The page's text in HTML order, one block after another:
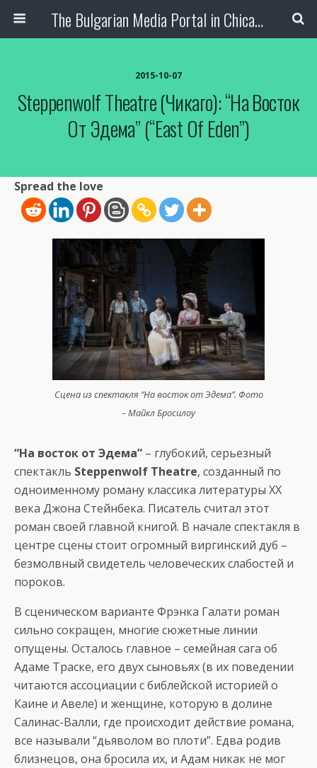
The Bulgarian Media Portal in Chicago
2015-10-07
Steppenwolf Theatre (Чикаго): “На Восток
От Эдема” (“East Of Eden”)
Spread the love
Сцена из спектакля “На восток от Эдема”. Фото
– Майкл Бросилоу
“На восток от Эдема” – глубокий, серьезный
спектакль Steppenwolf Theatre, созданный по
одноименному роману классика литературы XX
века Джона Стейнбека. Писатель считал этот
роман своей главной книгой. В начале спектакля в
центре сцены стоит огромный виргинский дуб –
безмолвный свидетель человеческих слабостей и
пороков.
В сценическом варианте Фрэнка Галати роман
сильно сокращен, многие сюжетные линии
опущены. Осталось главное – семейная сага об
Адаме Траске, его двух сыновьях (в их поведении
читаются ассоциации с библейской историей о
Каине и Авеле) и женщине, которую в долине
Салинас-Валли, где происходит действие романа,
все называли “дьяволом во плоти”. Едва родив
близнецов, она бросила их, и Адам никак не мог